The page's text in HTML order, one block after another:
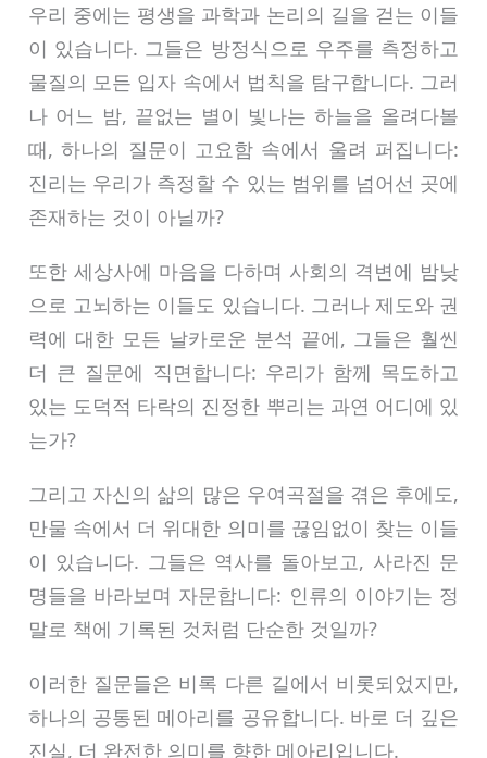
우리 중에는 평생을 과학과 논리의 길을 걷는 이들
이 있습니다. 그들은 방정식으로 우주를 측정하고
물질의 모든 입자 속에서 법칙을 탐구합니다. 그러
나 어느 밤, 끝없는 별이 빛나는 하늘을 올려다볼
때, 하나의 질문이 고요함 속에서 울려 퍼집니다:
진리는 우리가 측정할 수 있는 범위를 넘어선 곳에
존재하는 것이 아닐까?
또한 세상사에 마음을 다하며 사회의 격변에 밤낮
으로 고뇌하는 이들도 있습니다. 그러나 제도와 권
력에 대한 모든 날카로운 분석 끝에, 그들은 훨씬
더 큰 질문에 직면합니다: 우리가 함께 목도하고
있는 도덕적 타락의 진정한 뿌리는 과연 어디에 있
는가?
그리고 자신의 삶의 많은 우여곡절을 겪은 후에도,
만물 속에서 더 위대한 의미를 끊임없이 찾는 이들
이 있습니다. 그들은 역사를 돌아보고, 사라진 문
명들을 바라보며 자문합니다: 인류의 이야기는 정
말로 책에 기록된 것처럼 단순한 것일까?
이러한 질문들은 비록 다른 길에서 비롯되었지만,
하나의 공통된 메아리를 공유합니다. 바로 더 깊은
진실, 더 완전한 의미를 향한 메아리입니다.